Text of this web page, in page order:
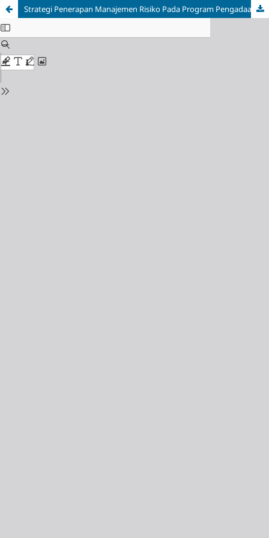
Strategi Penerapan Manajemen Risiko Pada Program Pengadaan Pemancar Dan Sarana Prasarana Pendukung, Serta Peralatan Studio Wilayah 3T (Tertinggal, Terdepan, Dan Terluar) Di Lembaga Penyiaran Republik Radio Republik Indonesia